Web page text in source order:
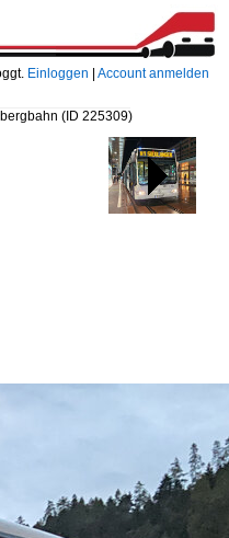
Einloggen Account anmelden
(ID 225309)